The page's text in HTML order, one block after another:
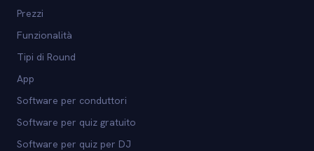
Prezzi
Funzionalità
Tipi di Round
App
Software per conduttori
Software per quiz gratuito
Software per quiz per DJ